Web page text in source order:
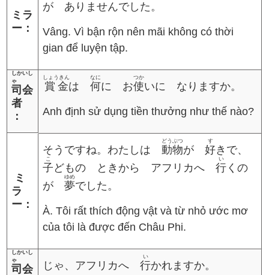
ミラ
ー：
が ありませんでした。
Vâng. Vì bận rộn nên mãi không có thời
gian để luyện tập.
司会
者
しかいし
ゃ
：
賞金
しょうきん
は何
なに
に お使
つか
いに なりますか。
Anh định sử dụng tiền thưởng như thế nào?
ミ
ラ
ー：
そうですね。わたしは動物
どうぶつ
が好
す
きで、
子
こ
どもの ときから アフリカへ行
い
くの
が夢
ゆめ
でした。
À. Tôi rất thích động vật và từ nhỏ ước mơ
của tôi là được đến Châu Phi.
司会
しかいし
ゃ
じゃ、アフリカへ行
い
かれますか。